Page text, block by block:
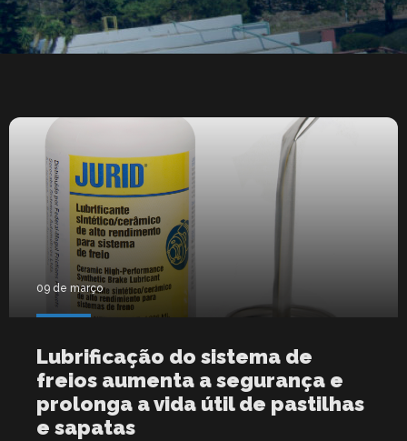
09 de março
Lubrificação do sistema de
freios aumenta a segurança e
prolonga a vida útil de pastilhas
e sapatas